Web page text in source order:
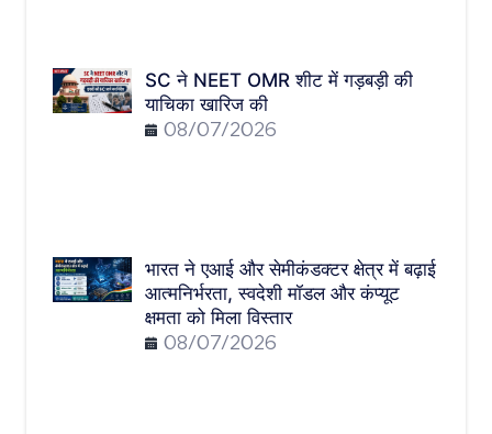
SC ने NEET OMR शीट में गड़बड़ी की
याचिका खारिज की
08/07/2026
भारत ने एआई और सेमीकंडक्टर क्षेत्र में बढ़ाई
आत्मनिर्भरता, स्वदेशी मॉडल और कंप्यूट
क्षमता को मिला विस्तार
08/07/2026